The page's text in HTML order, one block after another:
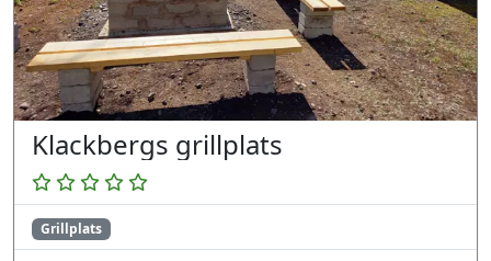
Klackbergs grillplats
Grillplats